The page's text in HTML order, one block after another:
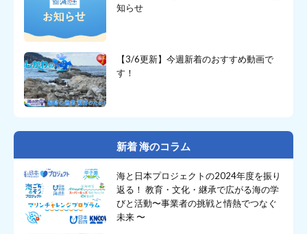
知らせ
【3/6更新】今週新着のおすすめ動画で
す！
新着 海のコラム
海と日本プロジェクトの2024年度を振り
返る！ 教育・文化・継承で広がる海の学
びと活動〜事業者の挑戦と情熱でつなぐ
未来 〜